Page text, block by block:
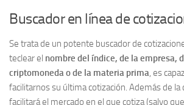
Buscador en línea de
Se trata de un potente buscador de
teclear el nombre del índice, de la empresa,
criptomoneda o de la materia prima, es
facilitarnos su última cotización. Además de la
facilitará el mercado en el que cotiza (salvo